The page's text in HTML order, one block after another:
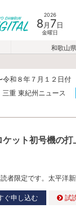
2026
8 月 7日
金曜日
和歌山県
令和８年７月１２日付
三重 東紀州ニュース
ット初号機の
者限定です。太平洋
ぐ申し込む 試